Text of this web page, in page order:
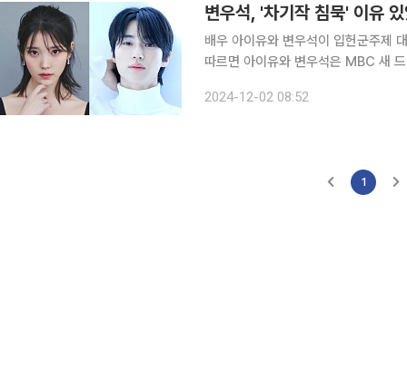
배우 아이유와 변우석이 입헌군주제 대한민국에서
따르면 아이유와 변우석은 MBC 새 드라
라 짜증스러운 여자와 왕의 아들이지
2024-12-02 08:52
1